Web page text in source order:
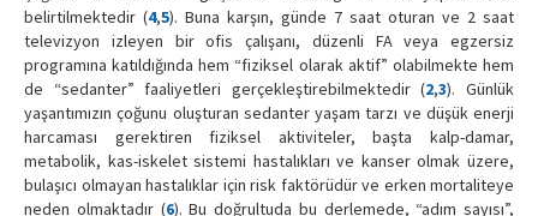
belirtilmektedir (4,5). Buna karşın, günde 7 saat oturan ve 2 saat
televizyon izleyen bir ofis çalışanı, düzenli FA veya egzersiz
programına katıldığında hem “fiziksel olarak aktif” olabilmekte hem
de “sedanter” faaliyetleri gerçekleştirebilmektedir (2,3). Günlük
yaşantımızın çoğunu oluşturan sedanter yaşam tarzı ve düşük enerji
harcaması gerektiren fiziksel aktiviteler, başta kalp-damar,
metabolik, kas-iskelet sistemi hastalıkları ve kanser olmak üzere,
bulaşıcı olmayan hastalıklar için risk faktörüdür ve erken mortaliteye
neden olmaktadır (6). Bu doğrultuda bu derlemede, “adım sayısı”,